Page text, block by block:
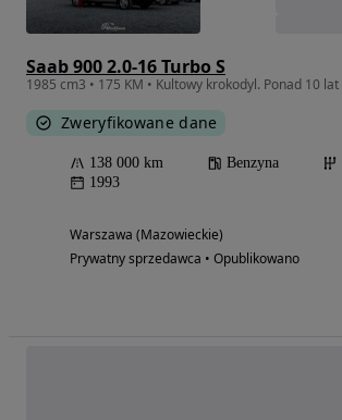
Saab 900 2.0-16 Turbo S
Zweryfikowane dane
138 000 km Benzyna
1993
Warszawa (Mazowieckie)
Prywatny sprzedawca • Opublikowano